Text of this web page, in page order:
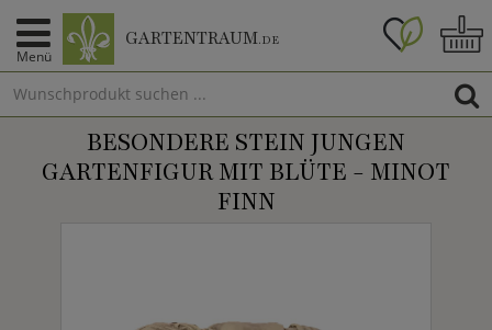
Menü
GARTENTRAUM.DE
BESONDERE STEIN JUNGEN
GARTENFIGUR MIT BLÜTE - MINOT
FINN